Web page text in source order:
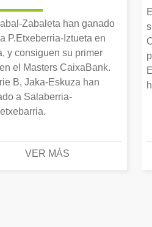
Zabaleta han ganado
P.Etxeberria-Iztueta en
y consiguen su primer
el Masters CaixaBank.
B, Jaka-Eskuza han
a Salaberria-
VER MÁS